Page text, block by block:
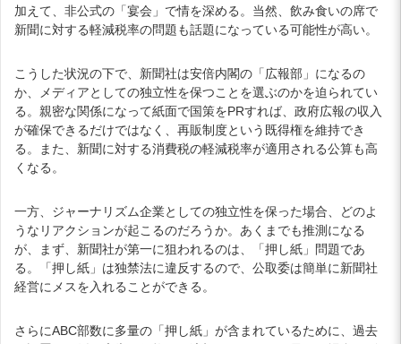
加えて、非公式の「宴会」で情を深める。当然、飲み食いの席で
新聞に対する軽減税率の問題も話題になっている可能性が高い。
こうした状況の下で、新聞社は安倍内閣の「広報部」になるの
か、メディアとしての独立性を保つことを選ぶのかを迫られてい
る。親密な関係になって紙面で国策をPRすれば、政府広報の収入
が確保できるだけではなく、再販制度という既得権を維持でき
る。また、新聞に対する消費税の軽減税率が適用される公算も高
くなる。
一方、ジャーナリズム企業としての独立性を保った場合、どのよ
うなリアクションが起こるのだろうか。あくまでも推測になる
が、まず、新聞社が第一に狙われるのは、「押し紙」問題であ
る。「押し紙」は独禁法に違反するので、公取委は簡単に新聞社
経営にメスを入れることができる。
さらにABC部数に多量の「押し紙」が含まれているために、過去